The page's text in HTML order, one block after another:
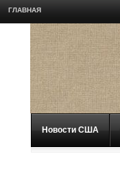
ГЛАВНАЯ
Новости США